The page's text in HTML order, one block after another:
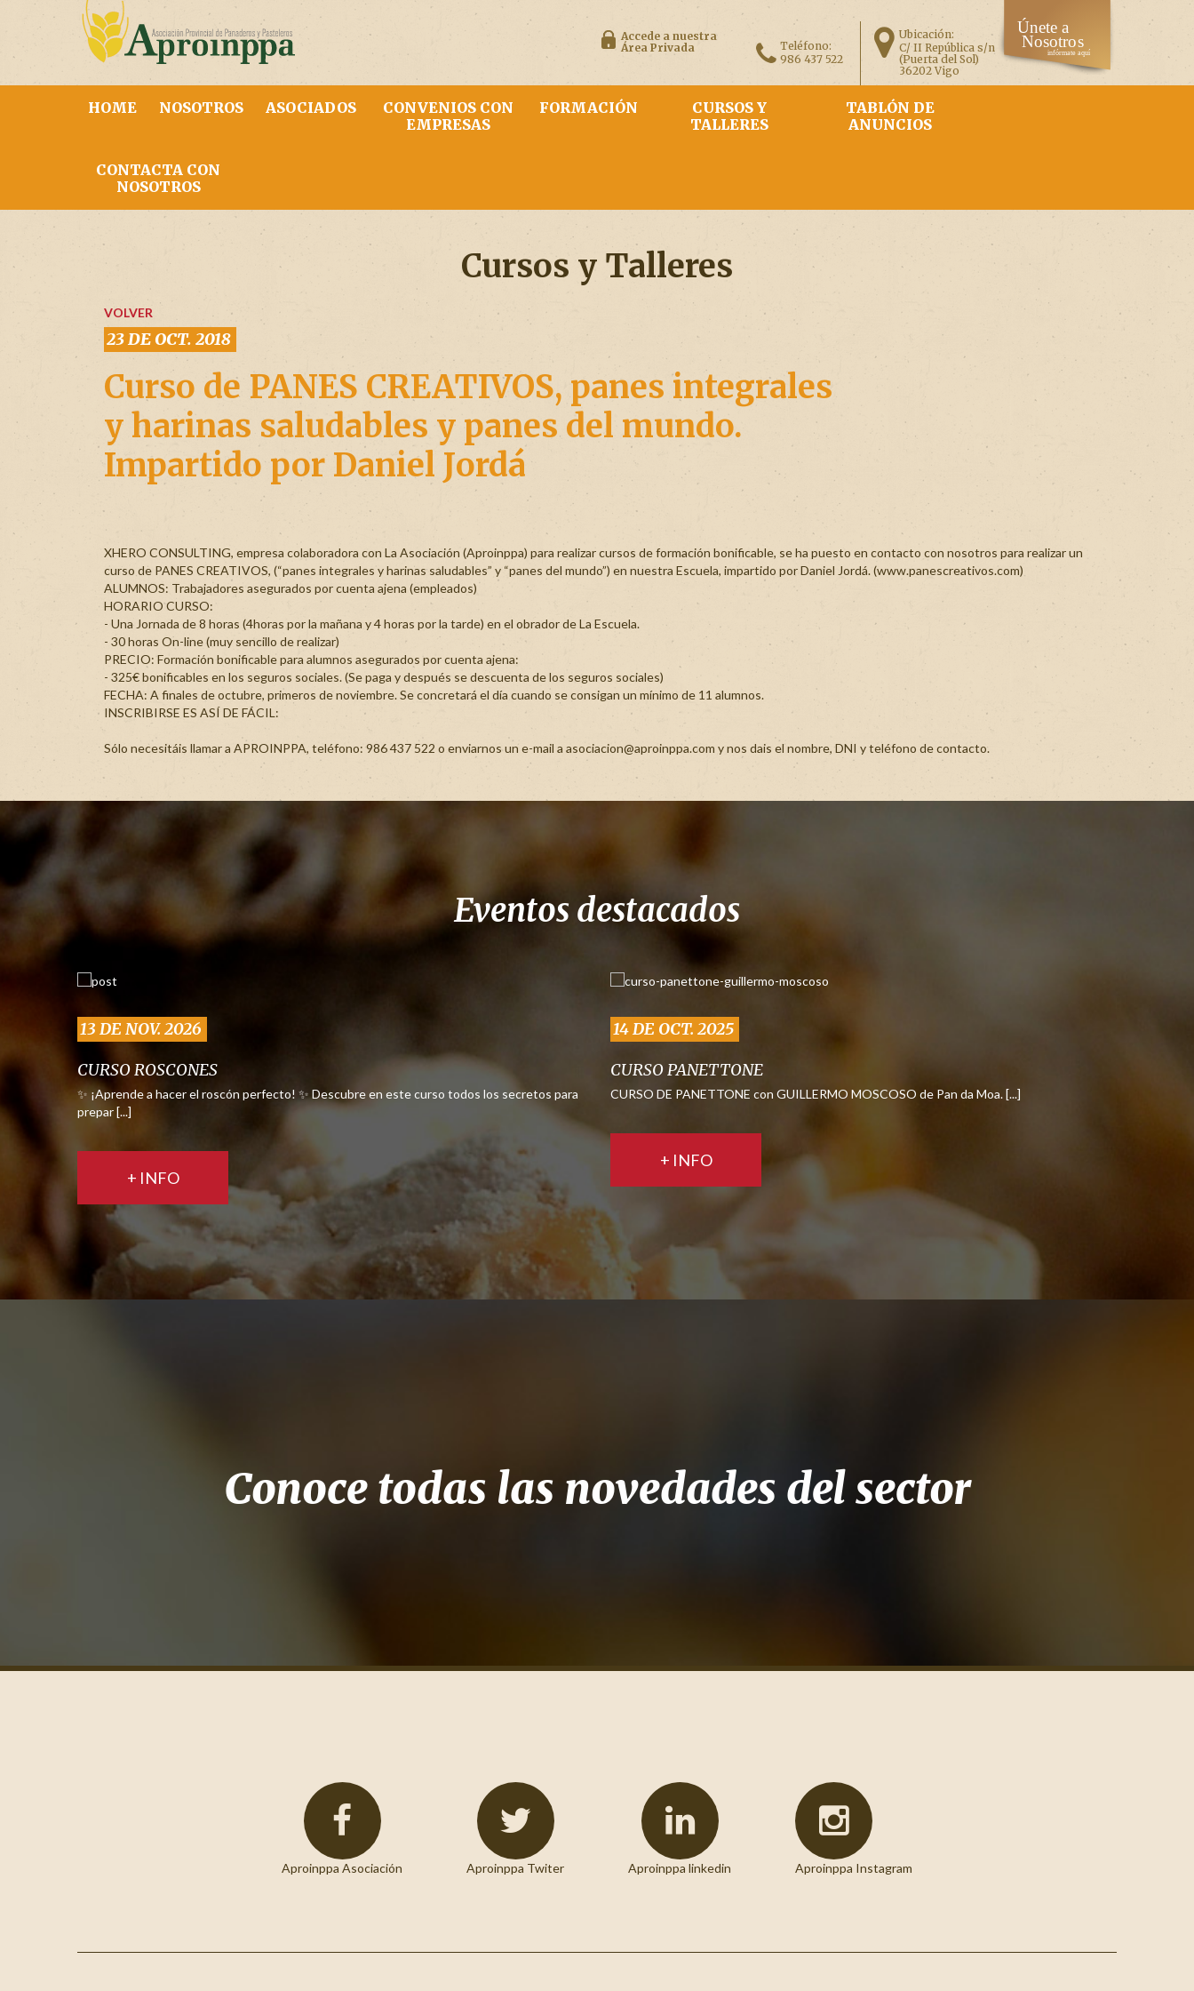
Accede a nuestra
Área Privada
Teléfono:
986 437 522
Ubicación:
C/ II República s/n
(Puerta del Sol)
36202 Vigo
HOME NOSOTROS ASOCIADOS
CONVENIOS CON
EMPRESAS
FORMACIÓN
CURSOS Y
TALLERES
TABLÓN DE
ANUNCIOS
CONTACTA CON
NOSOTROS
Cursos y Talleres
VOLVER
23 DE OCT. 2018
Curso de PANES CREATIVOS, panes integrales
y harinas saludables y panes del mundo.
Impartido por Daniel Jordá
XHERO CONSULTING, empresa colaboradora con La Asociación (Aproinppa) para realizar cursos de formación bonificable, se ha puesto en contacto con nosotros para realizar un
curso de PANES CREATIVOS, (“panes integrales y harinas saludables” y “panes del mundo”) en nuestra Escuela, impartido por Daniel Jordá. (www.panescreativos.com)
ALUMNOS: Trabajadores asegurados por cuenta ajena (empleados)
HORARIO CURSO:
- Una Jornada de 8 horas (4horas por la mañana y 4 horas por la tarde) en el obrador de La Escuela.
- 30 horas On-line (muy sencillo de realizar)
PRECIO: Formación bonificable para alumnos asegurados por cuenta ajena:
- 325€ bonificables en los seguros sociales. (Se paga y después se descuenta de los seguros sociales)
FECHA: A finales de octubre, primeros de noviembre. Se concretará el día cuando se consigan un mínimo de 11 alumnos.
INSCRIBIRSE ES ASÍ DE FÁCIL:
Sólo necesitáis llamar a APROINPPA, teléfono: 986 437 522 o enviarnos un e-mail a asociacion@aproinppa.com y nos dais el nombre, DNI y teléfono de contacto.
Eventos destacados
13 DE NOV. 2026
CURSO ROSCONES
✨ ¡Aprende a hacer el roscón perfecto! ✨ Descubre en este curso todos los secretos para
prepar [...]
+ INFO
14 DE OCT. 2025
CURSO PANETTONE
CURSO DE PANETTONE con GUILLERMO MOSCOSO de Pan da Moa. [...]
+ INFO
Conoce todas las novedades del sector
Aproinppa Asociación Aproinppa Twiter Aproinppa linkedin Aproinppa Instagram